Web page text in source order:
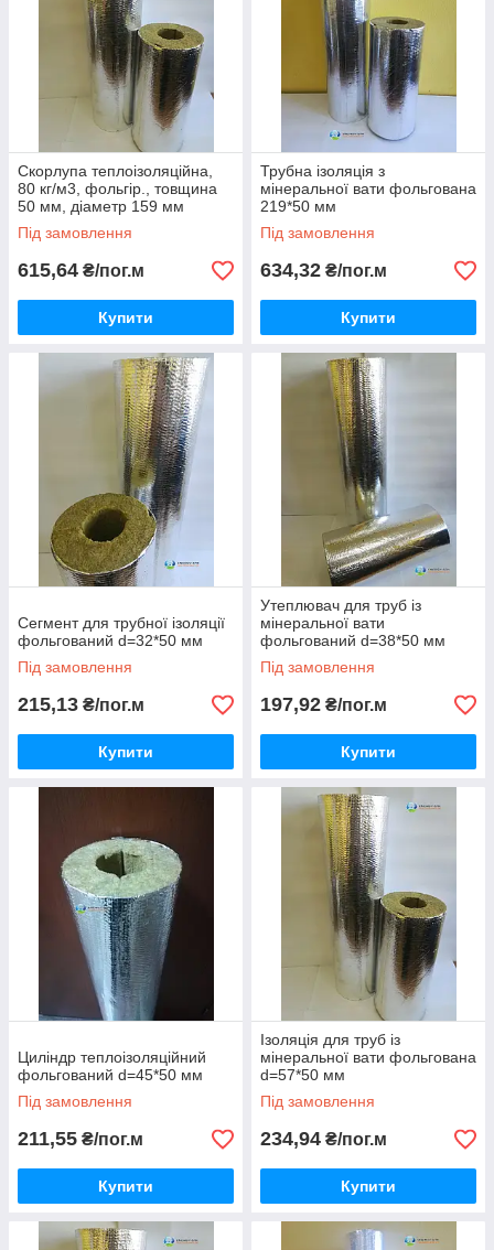
Скорлупа теплоізоляційна,
80 кг/м3, фольгір., товщина
50 мм, діаметр 159 мм
Під замовлення
615,64 ₴/пог.м
Купити
Трубна ізоляція з
мінеральної вати фольгована
219*50 мм
Під замовлення
634,32 ₴/пог.м
Купити
Сегмент для трубної ізоляції
фольгований d=32*50 мм
Під замовлення
215,13 ₴/пог.м
Купити
Утеплювач для труб із
мінеральної вати
фольгований d=38*50 мм
Під замовлення
197,92 ₴/пог.м
Купити
Циліндр теплоізоляційний
фольгований d=45*50 мм
Під замовлення
211,55 ₴/пог.м
Купити
Ізоляція для труб із
мінеральної вати фольгована
d=57*50 мм
Під замовлення
234,94 ₴/пог.м
Купити